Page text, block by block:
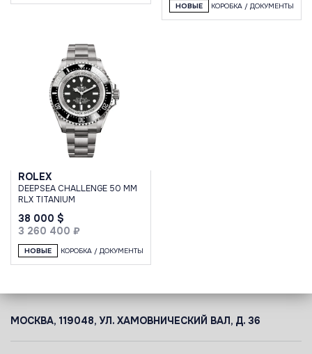
НОВЫЕ КОРОБКА / ДОКУМЕНТЫ
ROLEX
DEEPSEA CHALLENGE 50 MM
RLX TITANIUM
38 000 $
3 260 400 ₽
НОВЫЕ КОРОБКА / ДОКУМЕНТЫ
МОСКВА, 119048, УЛ. ХАМОВНИЧЕСКИЙ ВАЛ, Д. 36